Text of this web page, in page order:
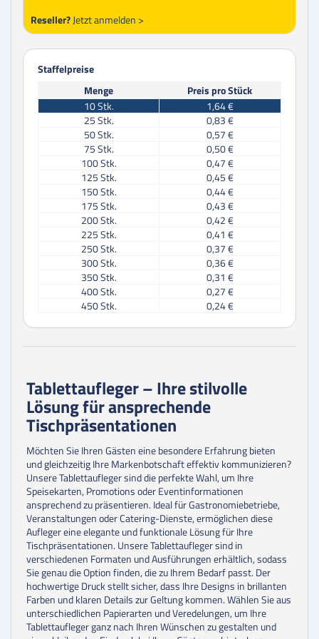
Reseller?Jetzt anmelden >
Staffelpreise
Menge
Preis pro Stück
10Stk.
1,64 €
25Stk.
0,83 €
50Stk.
0,57 €
75Stk.
0,50 €
100Stk.
0,47 €
125Stk.
0,45 €
150Stk.
0,44 €
175Stk.
0,43 €
200Stk.
0,42 €
225Stk.
0,41 €
250Stk.
0,37 €
300Stk.
0,36 €
350Stk.
0,31 €
400Stk.
0,27 €
450Stk.
0,24 €
1000Stk.
0,14 €
2000Stk.
0,11 €
2500Stk.
0,09 €
3000Stk.
3500Stk.
4000Stk.
0,09 €
4500Stk.
0,08 €
5000Stk.
0,07 €
6000Stk.
0,08 €
7000Stk.
0,07 €
7500Stk.
0,07 €
8000Stk.
0,08 €
9000Stk.
0,07 €
10000Stk.
0,06 €
12500Stk.
0,07 €
15000Stk.
0,06 €
17500 Stk.
0,06 €
20000 Stk.
0,05 €
25000Stk.
0,05 €
Tablettaufleger – Ihre stilvolle
Lösung für ansprechende
Tischpräsentationen
Möchten Sie Ihren Gästen eine besondere Erfahrung bieten
und gleichzeitig Ihre Markenbotschaft effektiv kommunizieren?
Unsere Tablettaufleger sind die perfekte Wahl, um Ihre
Speisekarten, Promotions oder Eventinformationen
ansprechend zu präsentieren. Ideal für Gastronomiebetriebe,
Veranstaltungen oder Catering-Dienste, ermöglichen diese
Aufleger eine elegante und funktionale Lösung für Ihre
Tischpräsentationen. Unsere Tablettaufleger sind in
verschiedenen Formaten und Ausführungen erhältlich, sodass
Sie genau die Option finden, die zu Ihrem Bedarf passt. Der
hochwertige Druck stellt sicher, dass Ihre Designs in brillanten
Farben und klaren Details zur Geltung kommen. Wählen Sie aus
unterschiedlichen Papierarten und Veredelungen, um Ihre
Tablettaufleger ganz nach Ihren Wünschen zu gestalten und